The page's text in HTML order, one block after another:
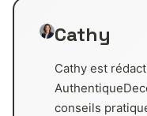
Cathy
Cathy est
conseils